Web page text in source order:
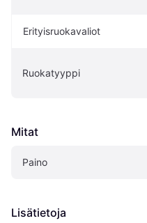
Erityisruokavaliot
Ruokatyyppi
Mitat
Paino
Lisätietoja